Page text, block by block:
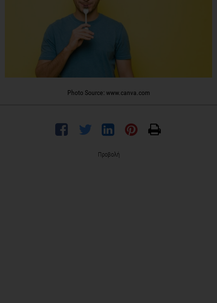
Photo Source: www.canva.com
Προβολή